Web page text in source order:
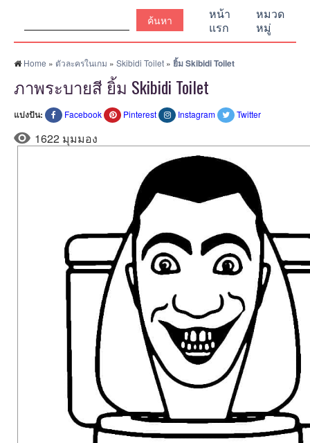
หน้า
แรก
หมวด
หมู่
Home » ตัวละครในเกม » Skibidi Toilet » ยิ้ม Skibidi Toilet
ภาพระบายสี ยิ้ม Skibidi Toilet
แบ่งปัน: Facebook Pinterest Instagram Twitter
1622 มุมมอง